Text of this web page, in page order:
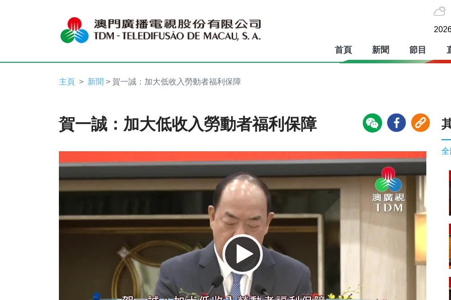
首頁 新聞 節目
主頁 新聞 > 賀一誠：加大低收入勞動者福利保障
賀一誠：加大低收入勞動者福利保障
全